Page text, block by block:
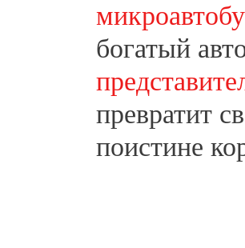
богатый
превратит
поистине